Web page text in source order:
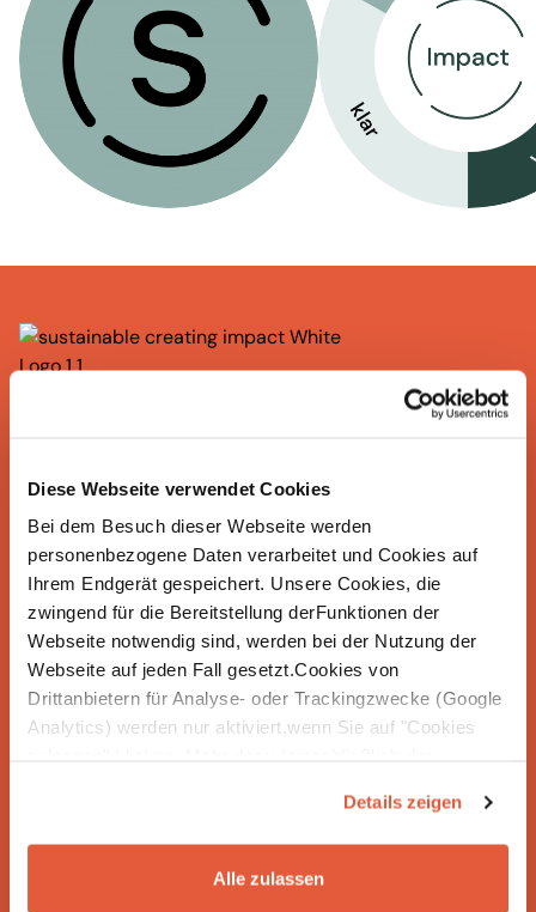
Diese Webseite verwendet Cookies
Bei dem Besuch dieser Webseite werden
personenbezogene Daten verarbeitet und Cookies auf
Ihrem Endgerät gespeichert. Unsere Cookies, die
zwingend für die Bereitstellung derFunktionen der
Webseite notwendig sind, werden bei der Nutzung der
Webseite auf jeden Fall gesetzt.Cookies von
Drittanbietern für Analyse- oder Trackingzwecke (Google
Analytics) werden nur aktiviert,wenn Sie auf "Cookies
Datenschutzerklärung—
Impressum.
Details zeigen
Alle zulassen
Seit über 18 Jahren begleiten
auf ihrem Weg zu mehr Nachhaltigkeit und
Klimaschutz.Mit regionaler Präsenz in
Deutschland, Österreich und der Schweiz
entwickeln wir gemeinsam Strategien, mit denen
sich Nachhaltigkeit langfristig und wirkungsvoll im
Unternehmen verankern lässt.